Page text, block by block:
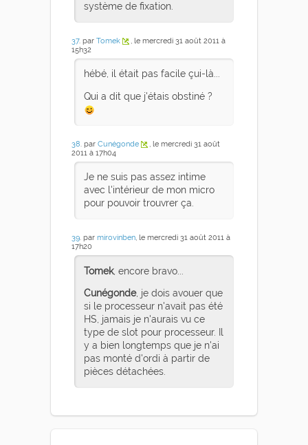
système de fixation.
37. par Tomek
, le mercredi 31 août 2011 à
15h32
hébé, il était pas facile çui-là...
Qui a dit que j'étais obstiné ?
38. par Cunégonde
, le mercredi 31 août
2011 à 17h04
Je ne suis pas assez intime
avec l'intérieur de mon micro
pour pouvoir trouvrer ça.
39. par mirovinben, le mercredi 31 août 2011 à
17h20
Tomek, encore bravo...
Cunégonde, je dois avouer que
si le processeur n'avait pas été
HS, jamais je n'aurais vu ce
type de slot pour processeur. Il
y a bien longtemps que je n'ai
pas monté d'ordi à partir de
pièces détachées.